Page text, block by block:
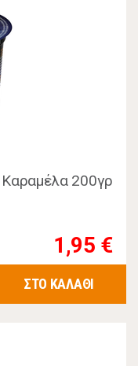
200γρ
1,95 €
ΣΤΟ ΚΑΛΑΘΙ